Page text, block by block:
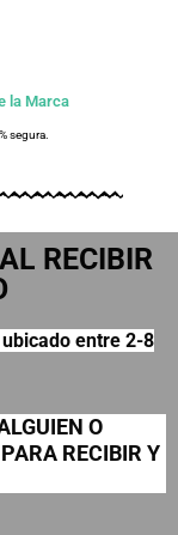
la Marca
segura.
RECIBIR
entre 2-8
O
RECIBIR Y